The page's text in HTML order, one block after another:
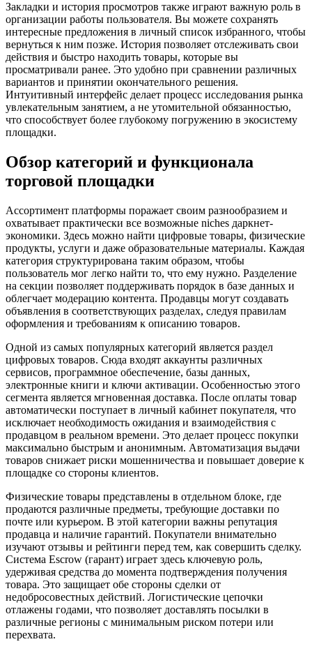
Закладки и история просмотров также играют важную роль в
организации работы пользователя. Вы можете сохранять
интересные предложения в личный список избранного, чтобы
вернуться к ним позже. История позволяет отслеживать свои
действия и быстро находить товары, которые вы
просматривали ранее. Это удобно при сравнении различных
вариантов и принятии окончательного решения.
Интуитивный интерфейс делает процесс исследования рынка
увлекательным занятием, а не утомительной обязанностью,
что способствует более глубокому погружению в экосистему
площадки.
Обзор категорий и функционала
торговой площадки
Ассортимент платформы поражает своим разнообразием и
охватывает практически все возможные niches даркнет-
экономики. Здесь можно найти цифровые товары, физические
продукты, услуги и даже образовательные материалы. Каждая
категория структурирована таким образом, чтобы
пользователь мог легко найти то, что ему нужно. Разделение
на секции позволяет поддерживать порядок в базе данных и
облегчает модерацию контента. Продавцы могут создавать
объявления в соответствующих разделах, следуя правилам
оформления и требованиям к описанию товаров.
Одной из самых популярных категорий является раздел
цифровых товаров. Сюда входят аккаунты различных
сервисов, программное обеспечение, базы данных,
электронные книги и ключи активации. Особенностью этого
сегмента является мгновенная доставка. После оплаты товар
автоматически поступает в личный кабинет покупателя, что
исключает необходимость ожидания и взаимодействия с
продавцом в реальном времени. Это делает процесс покупки
максимально быстрым и анонимным. Автоматизация выдачи
товаров снижает риски мошенничества и повышает доверие к
площадке со стороны клиентов.
Физические товары представлены в отдельном блоке, где
продаются различные предметы, требующие доставки по
почте или курьером. В этой категории важны репутация
продавца и наличие гарантий. Покупатели внимательно
изучают отзывы и рейтинги перед тем, как совершить сделку.
Система Escrow (гарант) играет здесь ключевую роль,
удерживая средства до момента подтверждения получения
товара. Это защищает обе стороны сделки от
недобросовестных действий. Логистические цепочки
отлажены годами, что позволяет доставлять посылки в
различные регионы с минимальным риском потери или
перехвата.